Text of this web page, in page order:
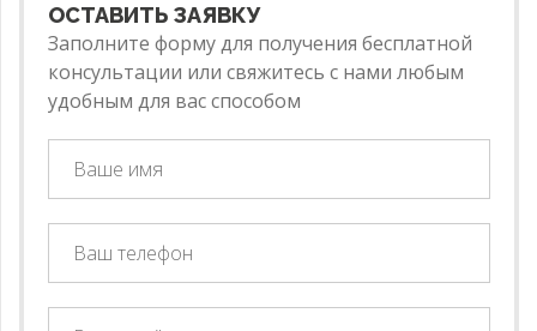
ОСТАВИТЬ ЗАЯВКУ
Заполните форму для получения бесплатной
консультации или свяжитесь с нами любым
удобным для вас способом